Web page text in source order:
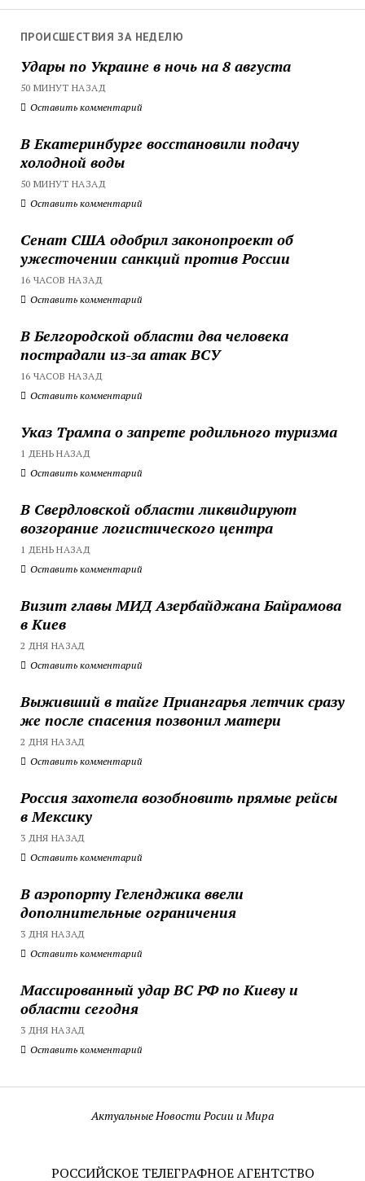
ПРОИСШЕСТВИЯ ЗА НЕДЕЛЮ
Удары по Украине в ночь на 8 августа
50 МИНУТ НАЗАД
Оставить комментарий
В Екатеринбурге восстановили подачу
холодной воды
50 МИНУТ НАЗАД
Оставить комментарий
Сенат США одобрил законопроект об
ужесточении санкций против России
16 ЧАСОВ НАЗАД
Оставить комментарий
В Белгородской области два человека
пострадали из-за атак ВСУ
16 ЧАСОВ НАЗАД
Оставить комментарий
Указ Трампа о запрете родильного туризма
1 ДЕНЬ НАЗАД
Оставить комментарий
В Свердловской области ликвидируют
возгорание логистического центра
1 ДЕНЬ НАЗАД
Оставить комментарий
Визит главы МИД Азербайджана Байрамова
в Киев
2 ДНЯ НАЗАД
Оставить комментарий
Выживший в тайге Приангарья летчик сразу
же после спасения позвонил матери
2 ДНЯ НАЗАД
Оставить комментарий
Россия захотела возобновить прямые рейсы
в Мексику
3 ДНЯ НАЗАД
Оставить комментарий
В аэропорту Геленджика ввели
дополнительные ограничения
3 ДНЯ НАЗАД
Оставить комментарий
Массированный удар ВС РФ по Киеву и
области сегодня
3 ДНЯ НАЗАД
Оставить комментарий
Актуальные Новости Росии и Мира
РОССИЙСКОЕ ТЕЛЕГРАФНОЕ АГЕНТСТВО